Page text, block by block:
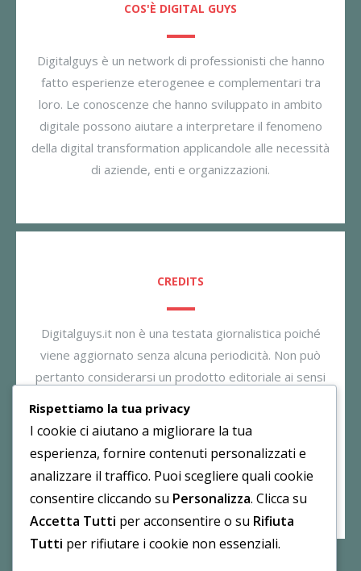
COS'È DIGITAL GUYS
Digitalguys è un network di professionisti che hanno
fatto esperienze eterogenee e complementari tra
loro. Le conoscenze che hanno sviluppato in ambito
digitale possono aiutare a interpretare il fenomeno
della digital transformation applicandole alle necessità
di aziende, enti e organizzazioni.
CREDITS
Digitalguys.it non è una testata giornalistica poiché
viene aggiornato senza alcuna periodicità. Non può
pertanto considerarsi un prodotto editoriale ai sensi
essere responsabile per i commenti inseriti nei post.
Eventuali commenti dei lettori, lesivi all’immagine o
all’onorabilità di persone terze non sono da attribuirsi
al gestore.
Rispettiamo la tua privacy
I cookie ci aiutano a migliorare la tua
esperienza, fornire contenuti personalizzati e
analizzare il traffico. Puoi scegliere quali cookie
consentire cliccando su Personalizza. Clicca su
Accetta Tutti per acconsentire o su Rifiuta
Tutti per rifiutare i cookie non essenziali.